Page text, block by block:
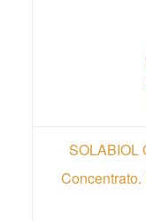
SOLABIOL